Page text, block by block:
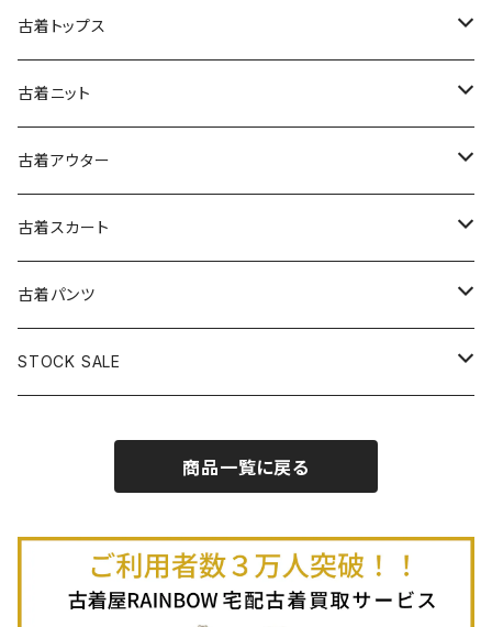
古着半袖ワンピース
古着ノースリーブワンピース
古着キャミソールワンピース
古着ベアトップワンピース
古着オールインワン
古着オーバーオール
古着長袖シャツ・ブラウス
古着半袖シャツ・ブラウス
古着ノースリーブシャツ・ブラウス
古着トップス
古着スウェット&パーカー
古着スウェット
古着パーカー
古着プルオーバー
古着長袖プルオーバー
古着半袖プルオーバー
古着Ｔシャツ
古着長袖Ｔシャツ
古着半袖Ｔシャツ
古着ベスト
古着キャミソール
古着ポロシャツ
古着長袖ポロシャツ
古着スウェット
古着ニット
古着セーター
古着カーディガン
古着半袖ニット
古着ニットアウター
古着アウター
古着ライトジャケット
古着ライトコート
古着ヘビージャケット
古着羽織り
古着スカート
古着ロング丈スカート (丈76cm-)
古着膝丈スカート (丈56-75cm)
古着ミニ丈スカート (丈56-75cm)
古着パンツ
古着ロング丈パンツ
STOCK SALE
Autumn / Winter
商品一覧に戻る